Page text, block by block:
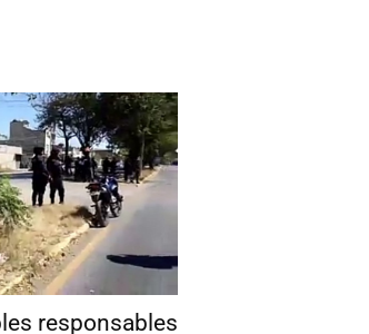
responsables